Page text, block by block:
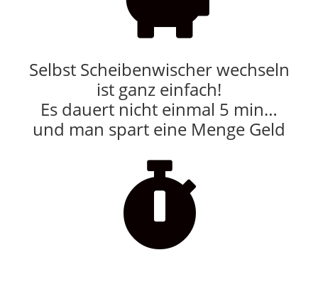
Selbst Scheibenwischer wechseln
ist ganz einfach!
Es dauert nicht einmal 5 min…
und man spart eine Menge Geld
